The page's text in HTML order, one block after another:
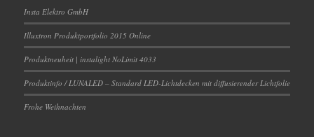
Insta Elektro GmbH
Illuxtron Produktportfolio 2015 Online
Produktneuheit | instalight NoLimit 4033
Produktinfo / LUNALED – Standard LED-Lichtdecken mit diffusierender Lichtfolie
Frohe Weihnachten